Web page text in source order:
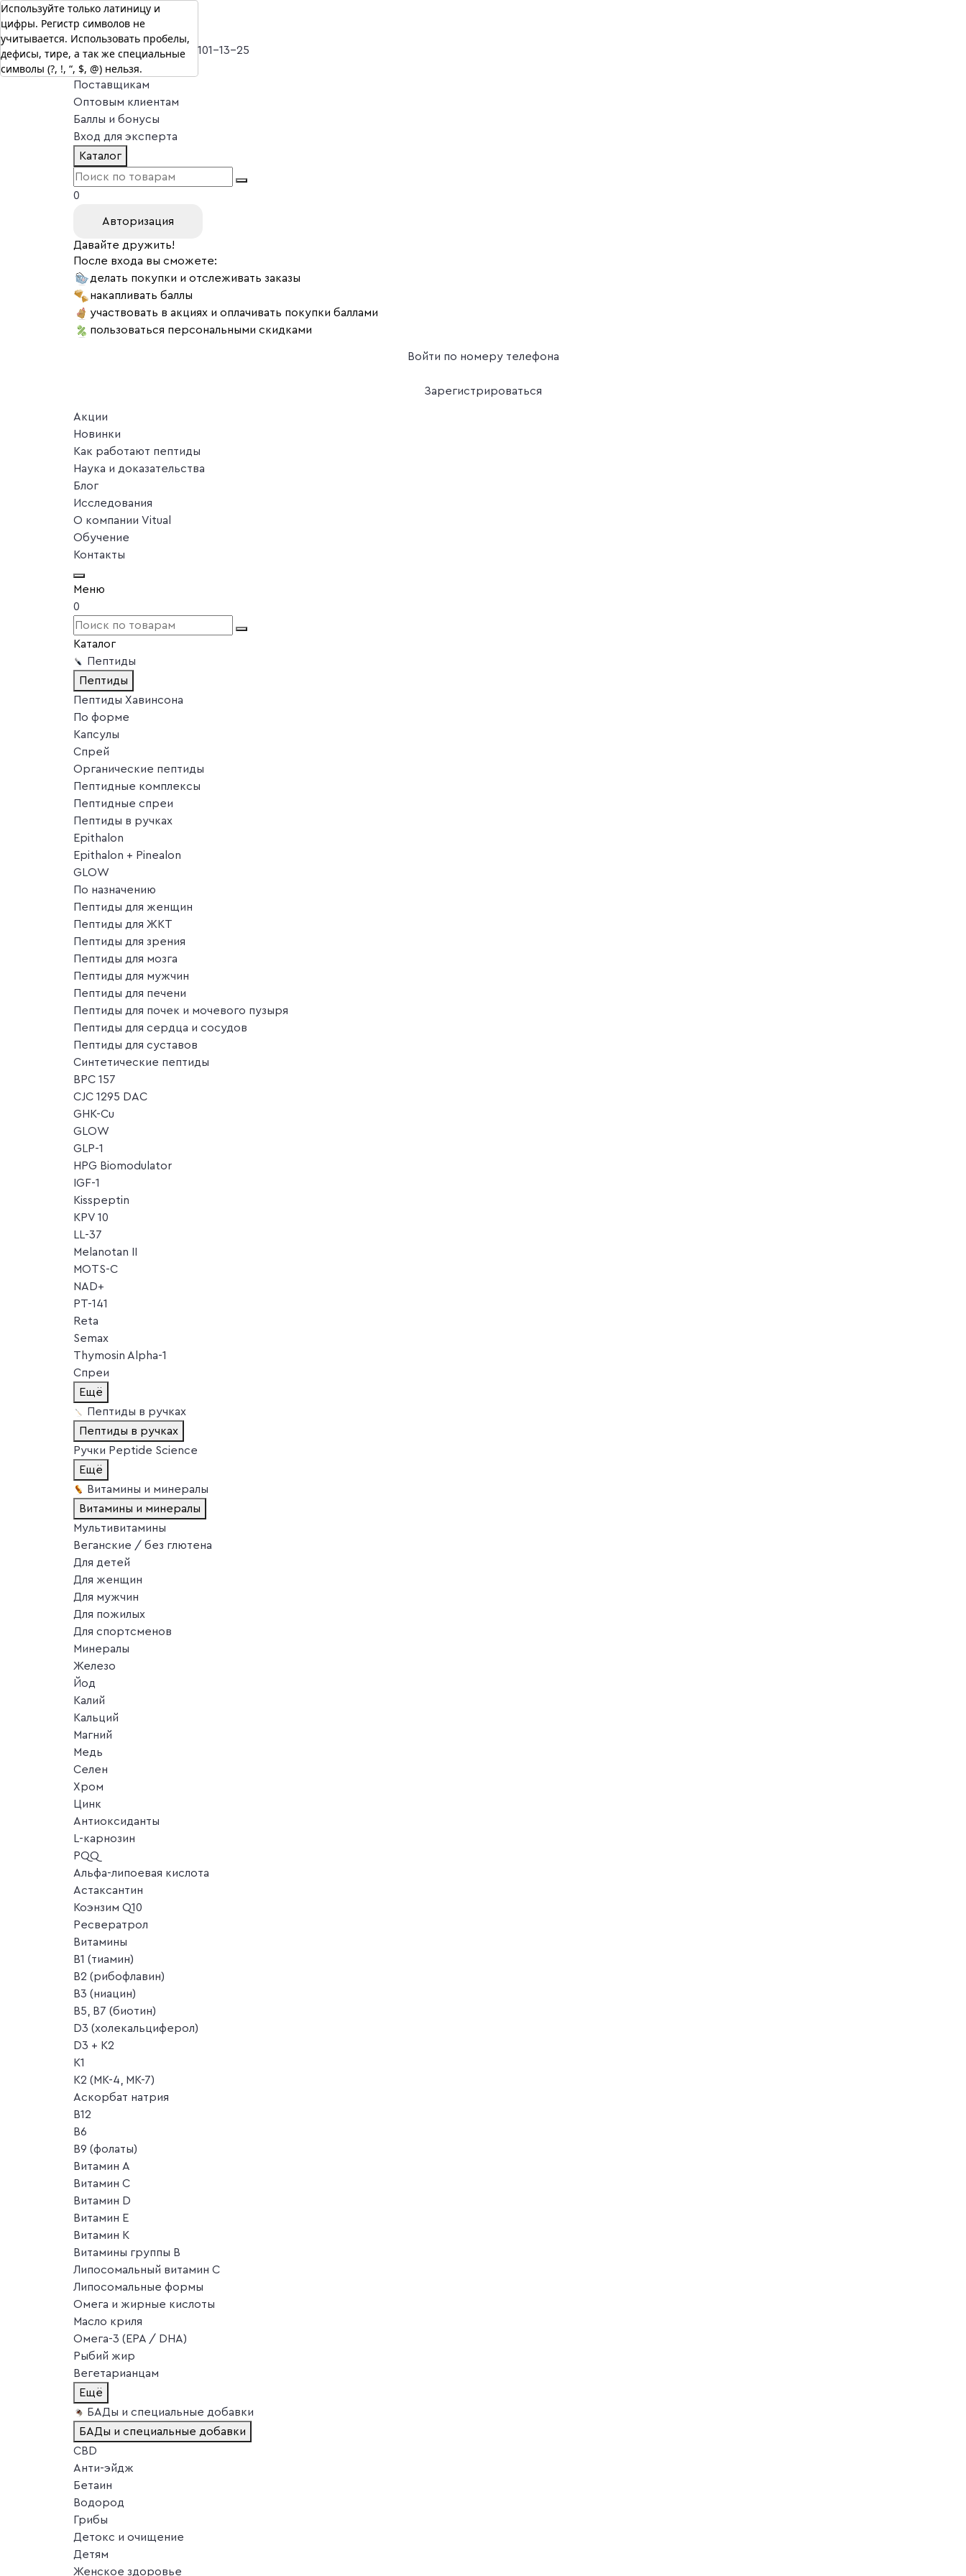
г. Москва
Vitual Peptide+7 (800) 101-13-25
Специалистам
Поставщикам
Оптовым клиентам
Баллы и бонусы
Вход для эксперта
Каталог
0
Авторизация
Давайте дружить!
После входа вы сможете:
делать покупки и отслеживать заказы
накапливать баллы
участвовать в акциях и оплачивать покупки баллами
пользоваться персональными скидками
Войти по номеру телефона
Зарегистрироваться
Акции
Новинки
Как работают пептиды
Наука и доказательства
Блог
Исследования
О компании Vitual
Обучение
Контакты
Меню
0
Каталог
Пептиды
Пептиды
Пептиды Хавинсона
По форме
Капсулы
Спрей
Органические пептиды
Пептидные комплексы
Пептидные спреи
Пептиды в ручках
Epithalon
Epithalon + Pinealon
GLOW
По назначению
Пептиды для женщин
Пептиды для ЖКТ
Пептиды для зрения
Пептиды для мозга
Пептиды для мужчин
Пептиды для печени
Пептиды для почек и мочевого пузыря
Пептиды для сердца и сосудов
Пептиды для суставов
Синтетические пептиды
BPC 157
CJC 1295 DAC
GHK-Cu
GLOW
GLP-1
HPG Biomodulator
IGF-1
Kisspeptin
KPV 10
LL-37
Melanotan II
MOTS-C
NAD+
PT-141
Reta
Semax
Thymosin Alpha-1
Спреи
Ещё
Пептиды в ручках
Пептиды в ручках
Ручки Peptide Science
Ещё
Витамины и минералы
Витамины и минералы
Мультивитамины
Веганские / без глютена
Для детей
Для женщин
Для мужчин
Для пожилых
Для спортсменов
Минералы
Железо
Йод
Калий
Кальций
Магний
Медь
Селен
Хром
Цинк
Антиоксиданты
L-карнозин
PQQ
Альфа-липоевая кислота
Астаксантин
Коэнзим Q10
Ресвератрол
Витамины
B1 (тиамин)
B2 (рибофлавин)
B3 (ниацин)
B5, B7 (биотин)
D3 (холекальциферол)
D3 + K2
K1
K2 (MK-4, MK-7)
Аскорбат натрия
В12
В6
В9 (фолаты)
Витамин A
Витамин C
Витамин D
Витамин E
Витамин K
Витамины группы B
Липосомальный витамин C
Липосомальные формы
Омега и жирные кислоты
Масло криля
Омега-3 (EPA / DHA)
Рыбий жир
Вегетарианцам
Ещё
БАДы и специальные добавки
БАДы и специальные добавки
CBD
Анти-эйдж
Бетаин
Водород
Грибы
Детокс и очищение
Детям
Женское здоровье
Используйте только латиницу и
цифры. Регистр символов не
учитывается. Использовать пробелы,
дефисы, тире, а так же специальные
символы (?, !, “, $, @) нельзя.